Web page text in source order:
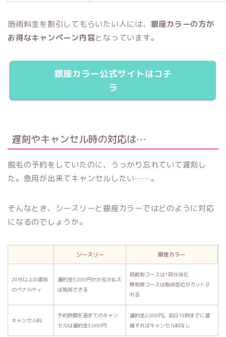
施術料金を割引してもらいたい人には、 銀座カラーの方が
お得なキャンペーン内容となっています。
銀座カラー公式サイトはコチ
ラ
遅刻やキャンセル時の対応は…
脱毛の予約をしていたのに、うっかり忘れていて遅刻し
た。急用が出来てキャンセルしたい……。
そんなとき、シースリーと銀座カラーではどのように対応
になるのでしょうか。
シースリー 銀座カラー
20分以上の遅刻
のペナルティ
違約金3,000円かかるが払え
ば施術できる
回数制コースは1回分消化
無制限コースは施術部位がカットさ
れる
キャンセル料
予約時間を過ぎてのキャン
セルは違約金3,000円
違約金2,000円。前日19時までに連
絡すればキャンセル料なし